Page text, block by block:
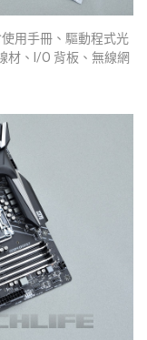
用手冊、驅動程式光
材、I/O 背板、無線網